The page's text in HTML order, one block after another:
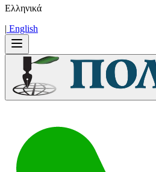
Ελληνικά
| Εnglish